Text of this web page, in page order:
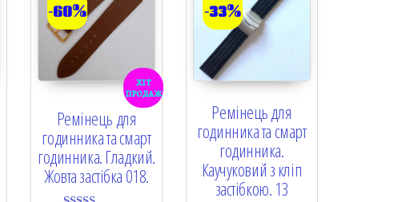
-60%
хіт
продаж
Ремінець для
годинника та смарт
годинника. Гладкий.
Жовта застібка 018.
-33%
Ремінець для
годинника та смарт
годинника.
Каучуковий з кліп
застібкою. 13